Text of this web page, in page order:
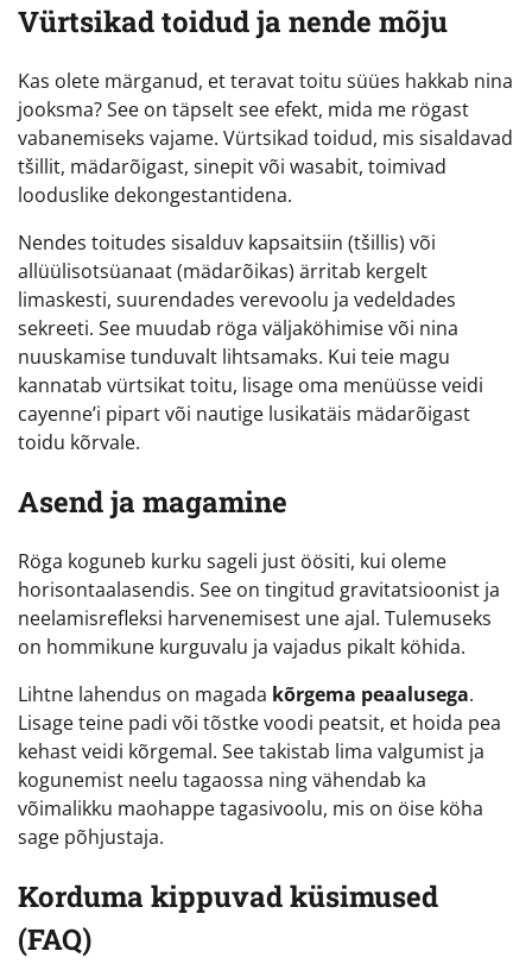
Vürtsikad toidud ja nende mõju
Kas olete märganud, et teravat toitu süües hakkab nina
jooksma? See on täpselt see efekt, mida me rögast
vabanemiseks vajame. Vürtsikad toidud, mis sisaldavad
tšillit, mädarõigast, sinepit või wasabit, toimivad
looduslike dekongestantidena.
Nendes toitudes sisalduv kapsaitsiin (tšillis) või
allüülisotsüanaat (mädarõikas) ärritab kergelt
limaskesti, suurendades verevoolu ja vedeldades
sekreeti. See muudab röga väljaköhimise või nina
nuuskamise tunduvalt lihtsamaks. Kui teie magu
kannatab vürtsikat toitu, lisage oma menüüsse veidi
cayenne’i pipart või nautige lusikatäis mädarõigast
toidu kõrvale.
Asend ja magamine
Röga koguneb kurku sageli just öösiti, kui oleme
horisontaalasendis. See on tingitud gravitatsioonist ja
neelamisrefleksi harvenemisest une ajal. Tulemuseks
on hommikune kurguvalu ja vajadus pikalt köhida.
Lihtne lahendus on magada kõrgema peaalusega.
Lisage teine padi või tõstke voodi peatsit, et hoida pea
kehast veidi kõrgemal. See takistab lima valgumist ja
kogunemist neelu tagaossa ning vähendab ka
võimalikku maohappe tagasivoolu, mis on öise köha
sage põhjustaja.
Korduma kippuvad küsimused
(FAQ)